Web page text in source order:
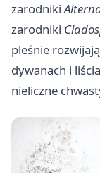
zarodniki
zarodniki
pleśnie
dywanach i
nieliczne